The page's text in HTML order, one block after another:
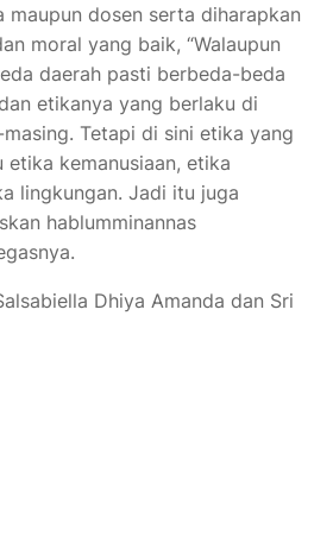
maupun dosen serta diharapkan
moral yang baik, “Walaupun
daerah pasti berbeda-beda
etikanya yang berlaku di
Tetapi di sini etika yang
kemanusiaan, etika
lingkungan. Jadi itu juga
hablumminannas
Dhiya Amanda dan Sri